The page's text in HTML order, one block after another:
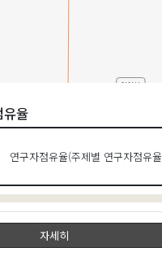
임연섭
김상엽
조일
율
연구자점유율(주제별 연구자점유
자세히